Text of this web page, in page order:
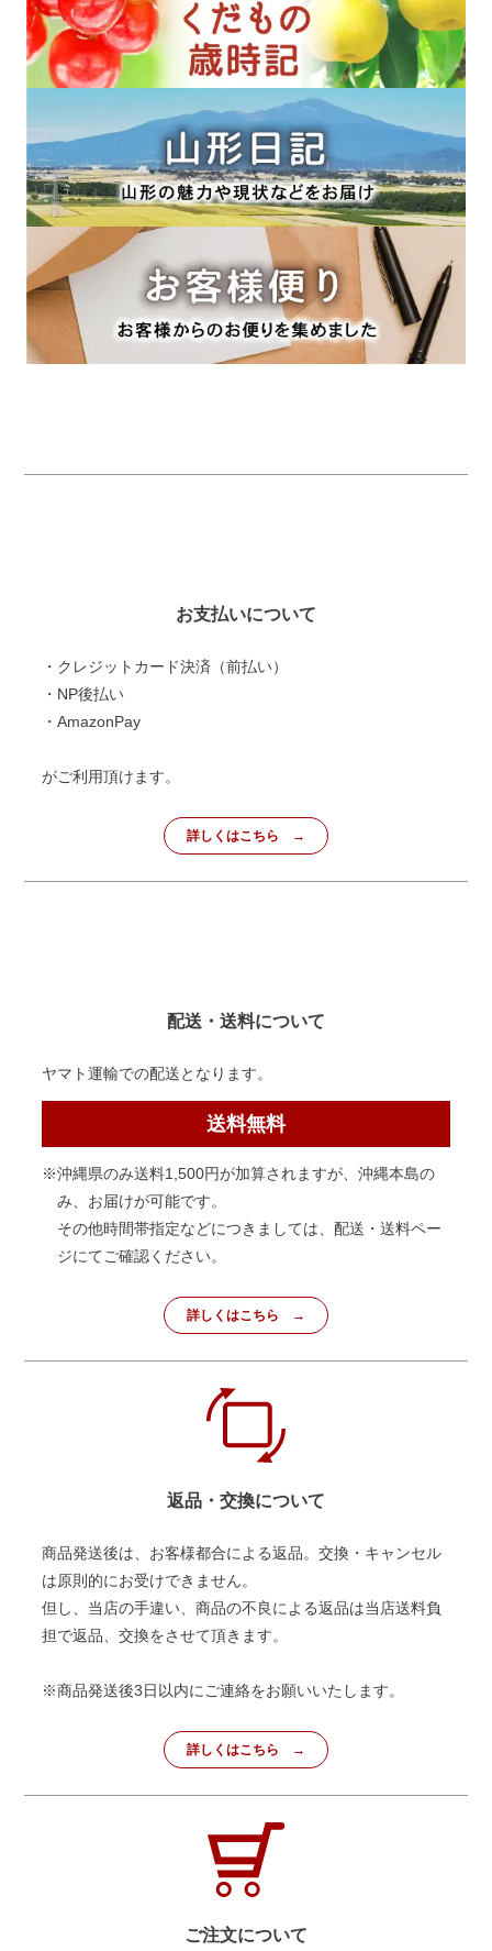
お支払いについて
・クレジットカード決済（前払い）
・NP後払い
・AmazonPay
がご利用頂けます。
詳しくはこちら
配送・送料について
ヤマト運輸での配送となります。
送料無料
※沖縄県のみ送料1,500円が加算されますが、沖縄本島の
み、お届けが可能です。
その他時間帯指定などにつきましては、配送・送料ペー
ジにてご確認ください。
詳しくはこちら
返品・交換について
商品発送後は、お客様都合による返品。交換・キャンセル
は原則的にお受けできません。
但し、当店の手違い、商品の不良による返品は当店送料負
担で返品、交換をさせて頂きます。
※商品発送後3日以内にご連絡をお願いいたします。
詳しくはこちら
ご注文について